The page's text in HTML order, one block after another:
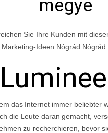
megye
Sie Ihre Kunden mit
Marketing-Ideen Nógrád Nógrád
das Internet immer beliebter
die Leute daran gemacht,
zu recherchieren, bevor